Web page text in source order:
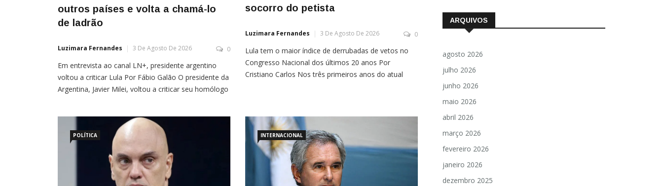
outros países e volta a chamá-lo
de ladrão
Luzimara Fernandes 3 De Agosto De 2026 0
Em entrevista ao canal LN+, presidente argentino
voltou a criticar Lula Por Fábio Galão O presidente da
Argentina, Javier Milei, voltou a criticar seu homólogo
uma falha processual. Ele não é inocente”, afirmou o
mandatário argentino, a […]
socorro do petista
Luzimara Fernandes 3 De Agosto De 2026 0
Lula tem o maior índice de derrubadas de vetos no
Congresso Nacional dos últimos 20 anos Por
Cristiano Carlos Nos três primeiros anos do atual
inédita na história […]
POLÍTICA INTERNACIONAL
ARQUIVOS
agosto 2026
julho 2026
junho 2026
maio 2026
abril 2026
março 2026
fevereiro 2026
janeiro 2026
dezembro 2025